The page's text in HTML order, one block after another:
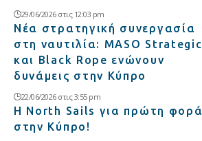
29/06/2026 στις 12:03 pm
Νέα στρατηγική συνεργασία
στη ναυτιλία: MASO Strategic
και Black Rope ενώνουν
δυνάμεις στην Κύπρο
22/06/2026 στις 3:55 pm
Η North Sails για πρώτη φορά
στην Κύπρο!